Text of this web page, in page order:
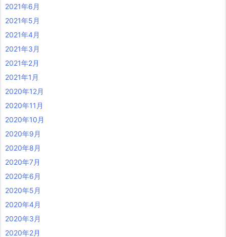
2021年6月
2021年5月
2021年4月
2021年3月
2021年2月
2021年1月
2020年12月
2020年11月
2020年10月
2020年9月
2020年8月
2020年7月
2020年6月
2020年5月
2020年4月
2020年3月
2020年2月